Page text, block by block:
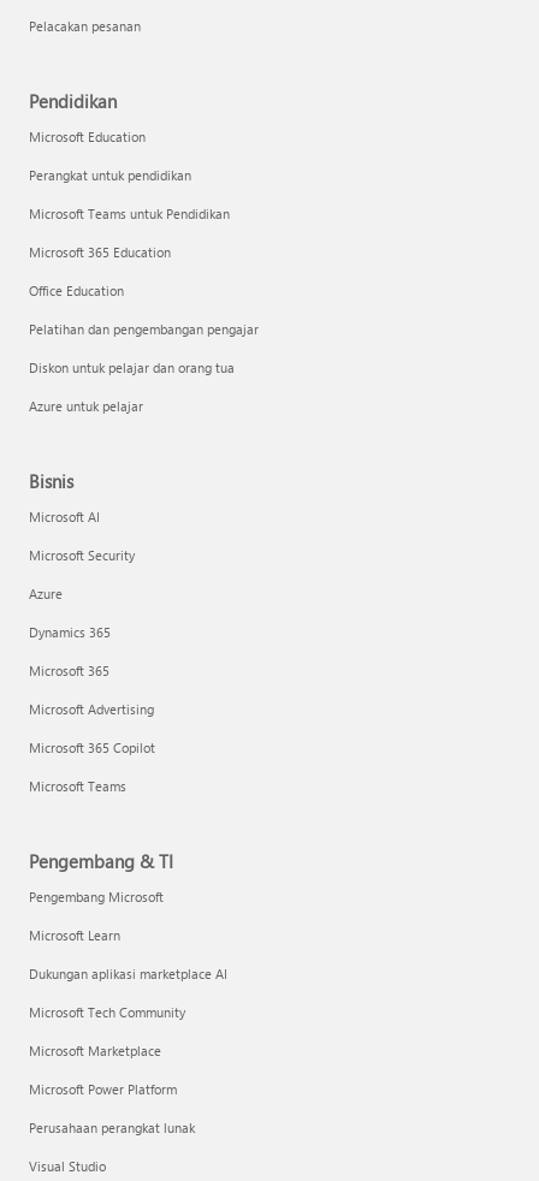
Pelacakan pesanan
Pendidikan
Microsoft Education
Perangkat untuk pendidikan
Microsoft Teams untuk Pendidikan
Microsoft 365 Education
Office Education
Pelatihan dan pengembangan pengajar
Diskon untuk pelajar dan orang tua
Azure untuk pelajar
Bisnis
Microsoft AI
Microsoft Security
Azure
Dynamics 365
Microsoft 365
Microsoft Advertising
Microsoft 365 Copilot
Microsoft Teams
Pengembang & TI
Pengembang Microsoft
Microsoft Learn
Dukungan aplikasi marketplace AI
Microsoft Tech Community
Microsoft Marketplace
Microsoft Power Platform
Perusahaan perangkat lunak
Visual Studio